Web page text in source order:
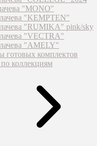
"MONO"
"KEMPTEN"
"RUMIKA" pink/sky
"VECTRA"
"AMELY"
готовых комплектов
коллекциям